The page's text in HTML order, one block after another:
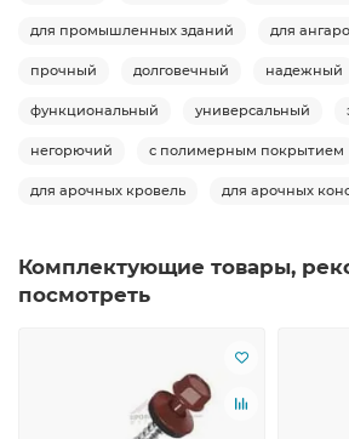
для промышленных зданий для
прочный долговечный надежный
функциональный универсальный
негорючий с полимерным покрытием
для арочных кровель для арочных
Комплектующие товары,
посмотреть